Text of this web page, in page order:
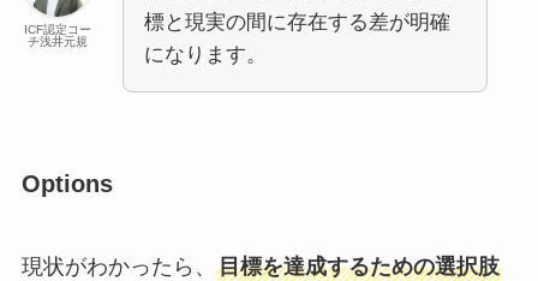
ICF認定コー
チ浅井元規
標と現実の間に存在する差が明確
になります。
Options
現状がわかったら、 目標を達成するための選択肢